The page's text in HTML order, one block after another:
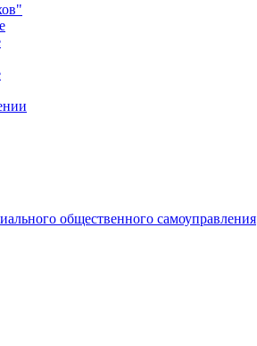
общественного самоуправления